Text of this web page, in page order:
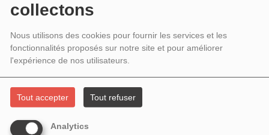
collectons
Nous utilisons des cookies pour fournir les services et les
fonctionnalités proposés sur notre site et pour améliorer
l'expérience de nos utilisateurs.
Tout accepter Tout refuser
Analytics
VILLE À LA LAITERIE LA CHAPELLE